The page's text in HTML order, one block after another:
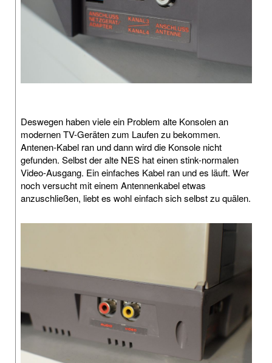
Deswegen haben viele ein Problem alte Konsolen an
modernen TV-Geräten zum Laufen zu bekommen.
Antenen-Kabel ran und dann wird die Konsole nicht
gefunden. Selbst der alte NES hat einen stink-normalen
Video-Ausgang. Ein einfaches Kabel ran und es läuft. Wer
noch versucht mit einem Antennenkabel etwas
anzuschließen, liebt es wohl einfach sich selbst zu quälen.